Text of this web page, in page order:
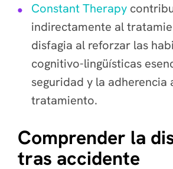
Constant Therapy
indirectamente al
disfagia al reforzar las
cognitivo-lingüísticas
seguridad y la adherencia
tratamiento.
Comprender la
tras accidente